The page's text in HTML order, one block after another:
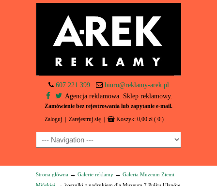
607 221 399
biuro@reklamy-arek.pl
Agencja reklamowa. Sklep reklamowy.
Zamówienie bez rejestrowania lub zapytanie e-mail.
Zaloguj Zarejestruj się Koszyk: 0,00 zł ( 0 )
Navigation
Strona główna → Galerie reklamy → Galeria Muzeum Ziemi